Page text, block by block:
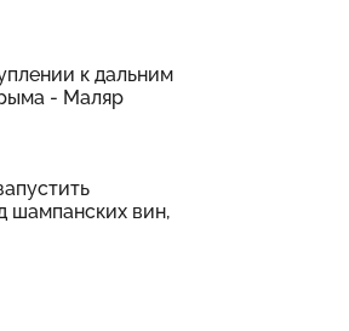
к дальним
- Маляр
шампанских вин,